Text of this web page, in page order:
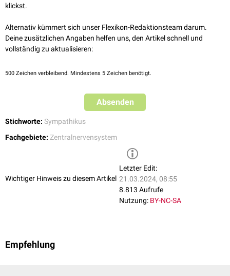
klickst.
Alternativ kümmert sich unser Flexikon-Redaktionsteam darum.
Deine zusätzlichen Angaben helfen uns, den Artikel schnell und
vollständig zu aktualisieren:
500 Zeichen verbleibend. Mindestens 5 Zeichen benötigt.
Absenden
Stichworte: Sympathikus
Fachgebiete: Zentralnervensystem
Wichtiger Hinweis zu diesem Artikel
Letzter Edit:
21.03.2024, 08:55
8.813 Aufrufe
Nutzung: BY-NC-SA
Empfehlung